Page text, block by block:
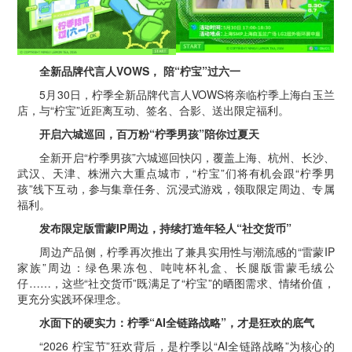
全新品牌代言人VOWS， 陪“柠宝”过六一
5月30日，柠季全新品牌代言人VOWS将亲临柠季上海白玉兰
店，与“柠宝”近距离互动、签名、合影、送出限定福利。
开启六城巡回，百万粉“柠季男孩”陪你过夏天
全新开启“柠季男孩”六城巡回快闪，覆盖上海、杭州、长沙、
武汉、天津、株洲六大重点城市，“柠宝”们将有机会跟“柠季男
孩”线下互动，参与集章任务、沉浸式游戏，领取限定周边、专属
福利。
发布限定版雷蒙IP周边，持续打造年轻人“社交货币”
周边产品侧，柠季再次推出了兼具实用性与潮流感的“雷蒙IP
家族”周边：绿色果冻包、吨吨杯礼盒、长腿版雷蒙毛绒公
仔……，这些“社交货币”既满足了“柠宝”的晒图需求、情绪价值，
更充分实践环保理念。
水面下的硬实力：柠季“AI全链路战略” ，才是狂欢的底气
“2026 柠宝节”狂欢背后，是柠季以“AI全链路战略”为核心的